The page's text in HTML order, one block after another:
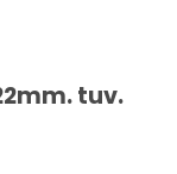
tuv.